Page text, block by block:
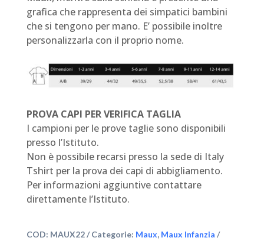
grafica che rappresenta dei simpatici bambini
che si tengono per mano. E’ possibile inoltre
personalizzarla con il proprio nome.
PROVA CAPI PER VERIFICA TAGLIA
I campioni per le prove taglie sono disponibili
presso l’Istituto.
Non è possibile recarsi presso la sede di Italy
Tshirt per la prova dei capi di abbigliamento.
Per informazioni aggiuntive contattare
direttamente l’Istituto.
COD: MAUX22 Categorie: Maux, Maux Infanzia